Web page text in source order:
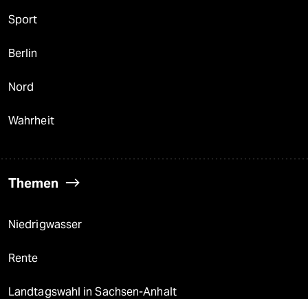
Sport
Berlin
Nord
Wahrheit
Themen
Niedrigwasser
Rente
Landtagswahl in Sachsen-Anhalt